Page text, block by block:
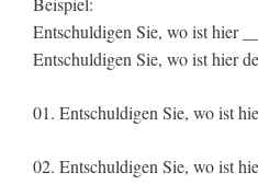
Entschuldigen Sie, wo ist hier
Entschuldigen Sie, wo ist hier
01. Entschuldigen Sie, wo ist
02. Entschuldigen Sie, wo ist